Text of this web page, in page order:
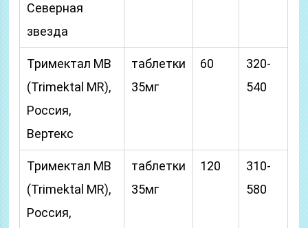
Северная
звезда
Тримектал МВ
(Trimektal MR),
Россия,
Вертекс
таблетки
35мг
60
320-
540
Тримектал МВ
(Trimektal MR),
Россия,
таблетки
35мг
120
310-
580